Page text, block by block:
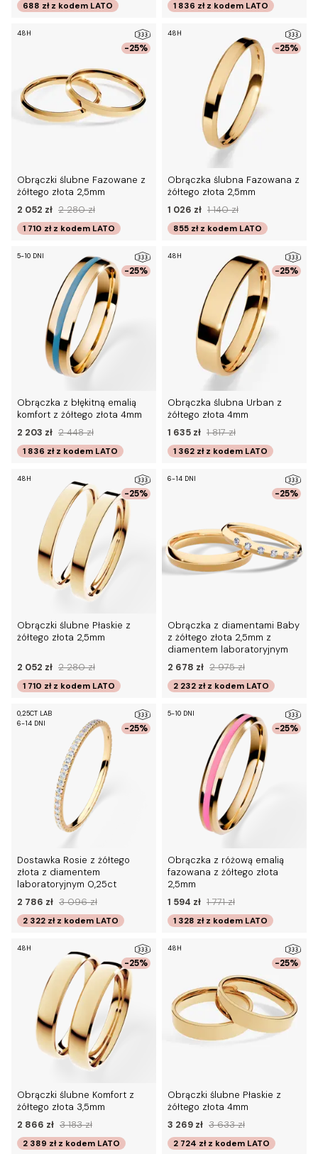
688 zł z kodem LATO 1 836 zł z kodem LATO
-25%
48H
Obrączki ślubne Fazowane z
żółtego złota 2,5mm
2 052 zł 2 280 zł
1 710 zł z kodem LATO
-25%
48H
Obrączka ślubna Fazowana z
żółtego złota 2,5mm
1 026 zł 1 140 zł
855 zł z kodem LATO
-25%
5-10 DNI
Obrączka z błękitną emalią
komfort z żółtego złota 4mm
2 203 zł 2 448 zł
1 836 zł z kodem LATO
-25%
48H
Obrączka ślubna Urban z
żółtego złota 4mm
1 635 zł 1 817 zł
1 362 zł z kodem LATO
-25%
48H
Obrączki ślubne Płaskie z
żółtego złota 2,5mm
2 052 zł 2 280 zł
1 710 zł z kodem LATO
-25%
6-14 DNI
Obrączka z diamentami Baby
z żółtego złota 2,5mm z
diamentem laboratoryjnym
2 678 zł 2 975 zł
2 232 zł z kodem LATO
-25%
0,25CT LAB
6-14 DNI
Dostawka Rosie z żółtego
złota z diamentem
laboratoryjnym 0,25ct
2 786 zł 3 096 zł
2 322 zł z kodem LATO
-25%
5-10 DNI
Obrączka z różową emalią
fazowana z żółtego złota
2,5mm
1 594 zł 1 771 zł
1 328 zł z kodem LATO
-25%
48H
Obrączki ślubne Komfort z
żółtego złota 3,5mm
2 866 zł 3 183 zł
2 389 zł z kodem LATO
-25%
48H
Obrączki ślubne Płaskie z
żółtego złota 4mm
3 269 zł 3 633 zł
2 724 zł z kodem LATO